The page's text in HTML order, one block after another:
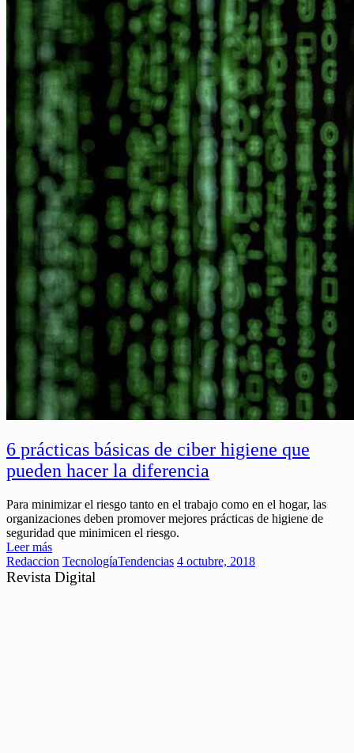
6 prácticas básicas de ciber higiene que
pueden hacer la diferencia
Para minimizar el riesgo tanto en el trabajo como en el hogar, las
organizaciones deben promover mejores prácticas de higiene de
seguridad que minimicen el riesgo.
Leer más
Redaccion TecnologíaTendencias 4 octubre, 2018
Revista Digital